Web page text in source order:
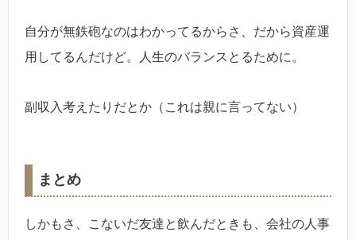
自分が無鉄砲なのはわかってるからさ、だから資産運
用してるんだけど。人生のバランスとるために。
副収入考えたりだとか（これは親に言ってない）
まとめ
しかもさ、こないだ友達と飲んだときも、会社の人事